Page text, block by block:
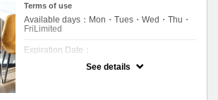
Terms of use
Available days：Mon・Tues・Wed・Thu・
FriLimited
Expiration Date：
新規限定の平日のみのクーポンです★
See details